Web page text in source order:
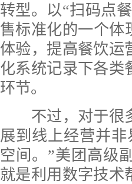
转型。以“扫码点
售标准化的一个体
体验，提高餐饮运
化系统记录下各类
环节。
不过，对于很多
展到线上经营并
空间。”美团高级
就是利用数字技术